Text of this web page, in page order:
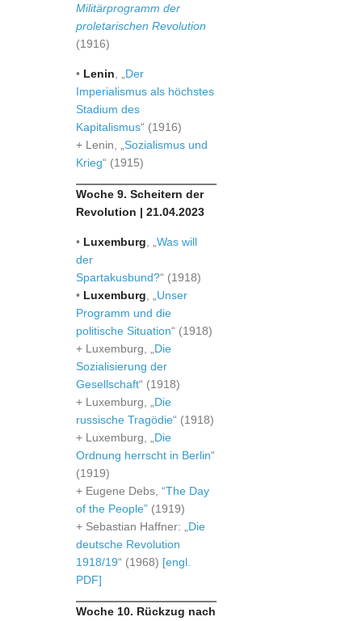
Militärprogramm der
proletarischen Revolution
(1916)
• Lenin
Der
Imperialismus als höchstes
Stadium des
Kapitalismus“ (1916)
+ Lenin, „ Sozialismus und
Krieg“ (1915)
Woche 9. Scheitern der
Revolution | 21.04.2023
• Luxemburg
Was will
der
Spartakusbund?“ (1918)
• Luxemburg
Unser
Programm und die
politische Situation“ (1918)
+ Luxemburg, „ Die
Sozialisierung der
Gesellschaft“ (1918)
+ Luxemburg, „ Die
russische Tragödie“ (1918)
+ Luxemburg, „ Die
Ordnung herrscht in Berlin“
(1919)
+ Eugene Debs, “The Day
of the People” (1919)
+ Sebastian Haffner: „ Die
deutsche Revolution
1918/19“ (1968) [engl.
PDF]
Woche 10. Rückzug nach